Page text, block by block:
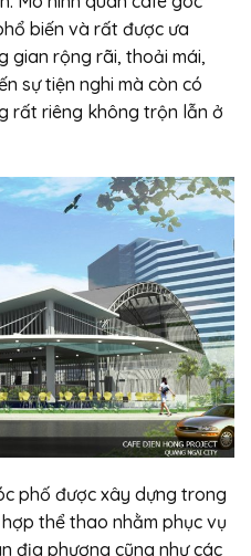
biến và rất được ưa
gian rộng rãi, thoải mái,
sự tiện nghi mà còn có
rất riêng không trộn lẫn ở
phố được xây dựng trong
thể thao nhằm phục vụ
địa phương cũng như các